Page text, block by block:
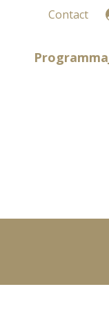
Contact
Programma